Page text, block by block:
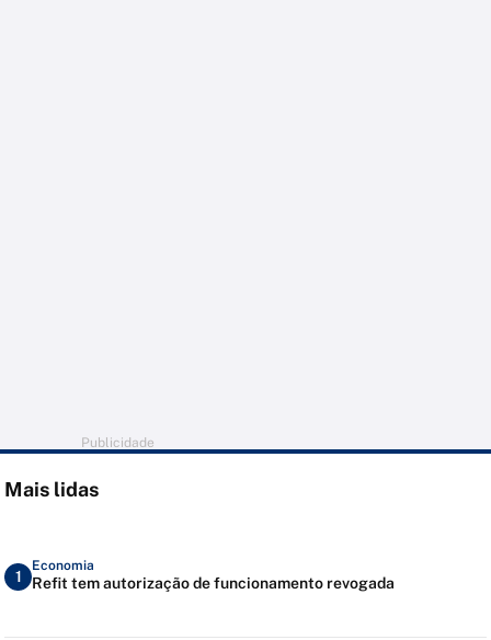
Publicidade
Mais lidas
1
Economia
Refit tem autorização de funcionamento revogada